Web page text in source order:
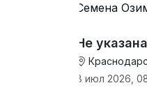
Семена
Не указана
8 июл 2026,